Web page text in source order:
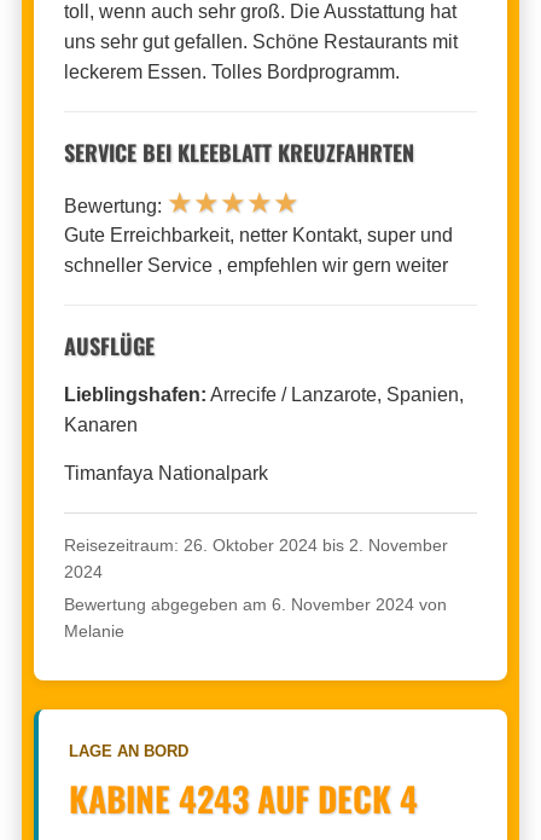
toll, wenn auch sehr groß. Die Ausstattung hat
uns sehr gut gefallen. Schöne Restaurants mit
leckerem Essen. Tolles Bordprogramm.
SERVICE BEI KLEEBLATT KREUZFAHRTEN
Bewertung: ★★★★★
Gute Erreichbarkeit, netter Kontakt, super und
schneller Service , empfehlen wir gern weiter
AUSFLÜGE
Lieblingshafen: Arrecife / Lanzarote, Spanien,
Kanaren
Timanfaya Nationalpark
Reisezeitraum: 26. Oktober 2024 bis 2. November
2024
Bewertung abgegeben am 6. November 2024 von
Melanie
LAGE AN BORD
KABINE 4243 AUF DECK 4